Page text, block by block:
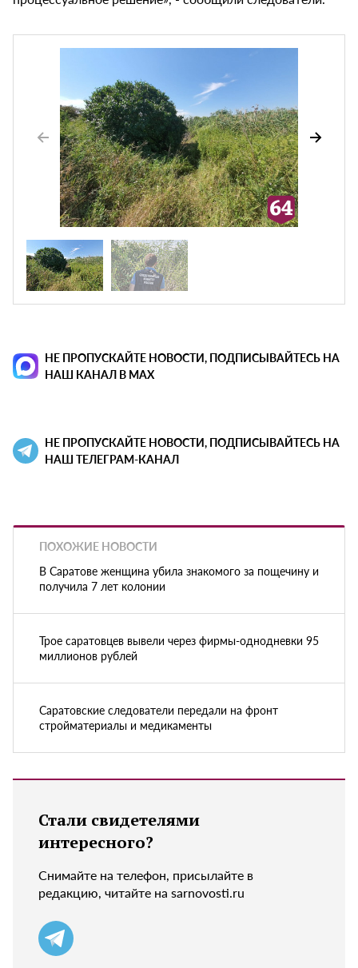
НЕ ПРОПУСКАЙТЕ НОВОСТИ, ПОДПИСЫВАЙТЕСЬ НА
НАШ КАНАЛ В MAX
НЕ ПРОПУСКАЙТЕ НОВОСТИ, ПОДПИСЫВАЙТЕСЬ НА
НАШ ТЕЛЕГРАМ-КАНАЛ
ПОХОЖИЕ НОВОСТИ
В Саратове женщина убила знакомого за пощечину и
получила 7 лет колонии
Трое саратовцев вывели через фирмы-однодневки 95
миллионов рублей
Саратовские следователи передали на фронт
стройматериалы и медикаменты
Стали свидетелями
интересного?
Снимайте на телефон, присылайте в
редакцию, читайте на sarnovosti.ru